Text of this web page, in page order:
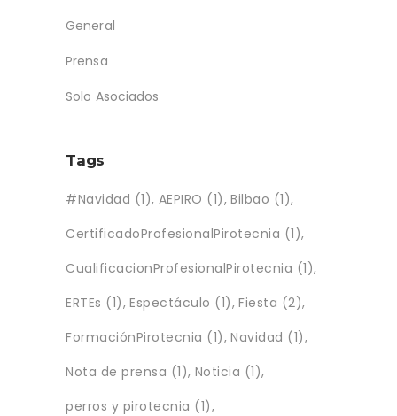
General
Prensa
Solo Asociados
Tags
#Navidad (1) AEPIRO (1) Bilbao (1)
CertificadoProfesionalPirotecnia (1)
CualificacionProfesionalPirotecnia (1)
ERTEs (1) Espectáculo (1) Fiesta (2)
FormaciónPirotecnia (1) Navidad (1)
Nota de prensa (1) Noticia (1)
perros y pirotecnia (1)